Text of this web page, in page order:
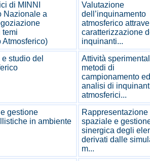
di MINNI
Nazionale a
temi
Atmosferico)
Valutazione
dell’inquinamento
atmosferico
caratterizzazione
inquinanti...
studio del
Attività
metodi di
campionamento ed
analisi di
atmosferici...
gestione
in ambiente
Rappresentazione
spaziale e
sinergica degli
derivati dalle
m...